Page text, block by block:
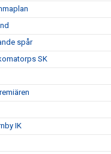
spår
SK
IK